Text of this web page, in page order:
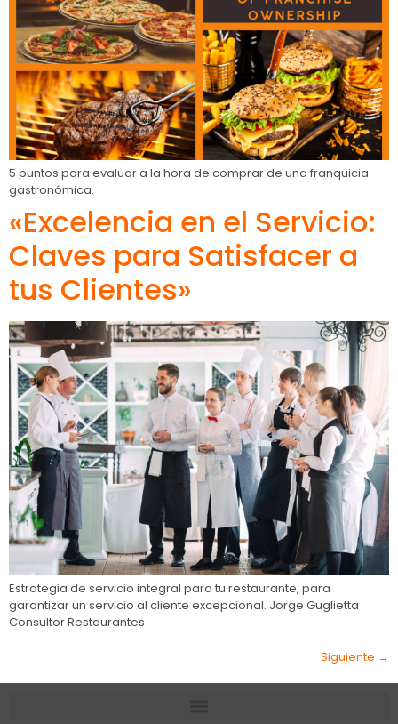
5 puntos para evaluar a la hora de comprar de una franquicia
gastronómica.
«Excelencia en el Servicio:
Claves para Satisfacer a
tus Clientes»
Estrategia de servicio integral para tu restaurante, para
garantizar un servicio al cliente excepcional. Jorge Guglietta
Consultor Restaurantes
Siguiente →